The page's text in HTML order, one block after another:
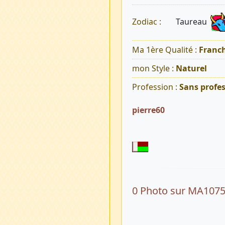
Zodiac : Taureau
Ma 1ère Qualité :
mon Style : Naturel
Profession : Sans
pierre60
0 Photo sur